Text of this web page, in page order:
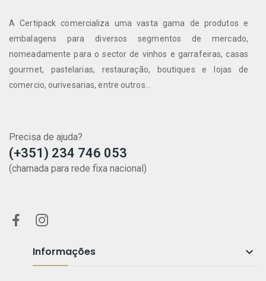
A Certipack comercializa uma vasta gama de produtos e
embalagens para diversos segmentos de mercado,
nomeadamente para o sector de vinhos e garrafeiras, casas
gourmet, pastelarias, restauração, boutiques e lojas de
comercio, ourivesarias, entre outros...
Precisa de ajuda?
(+351) 234 746 053
(chamada para rede fixa nacional)
Informações 